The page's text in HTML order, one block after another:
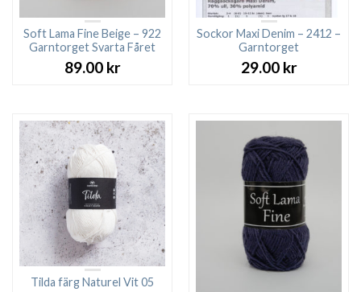
Soft Lama Fine Beige – 922
Garntorget Svarta Fåret
89.00 kr
Sockor Maxi Denim – 2412 –
Garntorget
29.00 kr
Tilda färg Naturel Vit 05